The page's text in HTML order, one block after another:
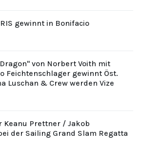
gewinnt in Bonifacio
von Norbert Voith mit
Feichtenschlager gewinnt Öst.
Luschan & Crew werden Vize
Keanu Prettner / Jakob
der Sailing Grand Slam Regatta